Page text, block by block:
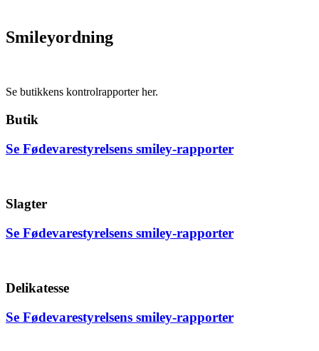
Smileyordning
Se butikkens kontrolrapporter her.
Butik
Se Fødevarestyrelsens smiley-rapporter
Slagter
Se Fødevarestyrelsens smiley-rapporter
Delikatesse
Se Fødevarestyrelsens smiley-rapporter